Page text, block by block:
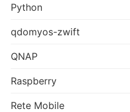
Python
qdomyos-zwift
QNAP
Raspberry
Rete Mobile